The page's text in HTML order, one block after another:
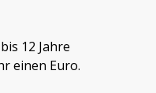
12 Jahre
einen Euro.